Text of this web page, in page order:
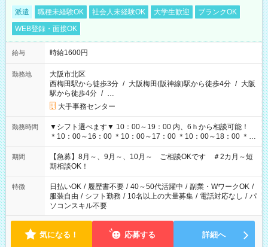
派遣 職種未経験OK 社会人未経験OK 大学生歓迎
ブランクOK
WEB登録・面接OK
給与 時給1600円
勤務地
大阪市北区
西梅田駅から徒歩3分 / 大阪梅田(阪神線)駅から徒歩4分 / 大阪
駅から徒歩4分 / …
大手事務センター
勤務時間
▼シフト選べます▼ 10：00～19：00 内、6ｈから相談可能！
＊10：00～16：00 ＊10：00～17：00 ＊10：00～18：00 ＊
11：00～19：00 ＊12：00～19：00 ＊13：00～19：00
期間
【急募】8月～、9月～、10月～ ご相談OKです ＃2カ月～短
期相談OK！
特徴 日払いOK / 履歴書不要 / 40～50代活躍中 / 副業・WワークOK /
服装自由 / シフト勤務 / 10名以上の大量募集 / 電話対応なし / パ
ソコンスキル不要
気になる！ 応募する 詳細へ